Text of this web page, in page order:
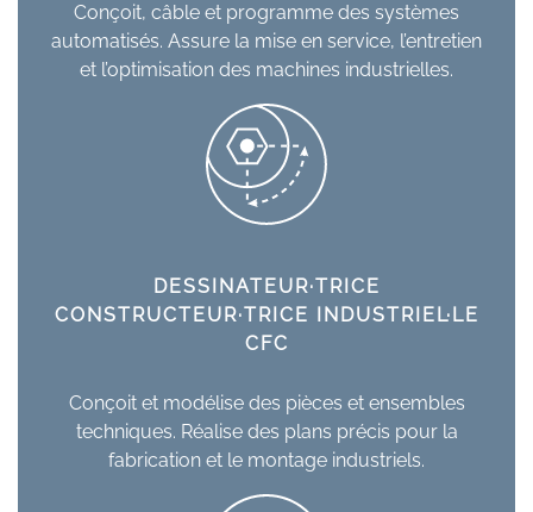
Conçoit, câble et programme des systèmes
automatisés. Assure la mise en service, l’entretien
et l’optimisation des machines industrielles.
DESSINATEUR·TRICE
CONSTRUCTEUR·TRICE INDUSTRIEL·LE
CFC
Conçoit et modélise des pièces et ensembles
techniques. Réalise des plans précis pour la
fabrication et le montage industriels.